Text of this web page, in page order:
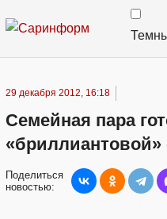
29 декабря 2012, 16:18
Семейная пара
«бриллиантовой»
Поделиться
новостью: